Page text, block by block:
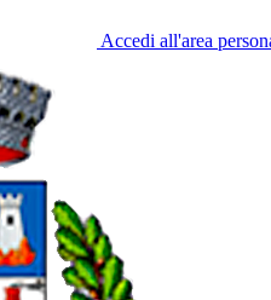
Accedi all'area